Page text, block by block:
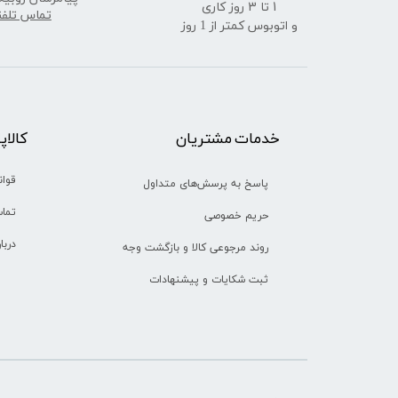
​​​​​​​1 تا 3 روز کاری
و اتوبوس کمتر از 1 روز
تماس
خدمات مشتریان
پاسخ به پرسش‌های متداول
حریم خصوصی
روند مرجوعی کالا و بازگشت وجه
ثبت شکایات و پیشنهادات